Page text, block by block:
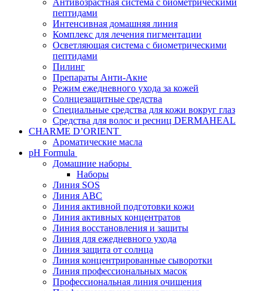
Антивозрастная система с биометрическими
пептидами
Интенсивная домашняя линия
Комплекс для лечения пигментации
Осветляющая система с биометрическими
пептидами
Пилинг
Препараты Анти-Акне
Режим ежедневного ухода за кожей
Солнцезащитные средства
Специальные средства для кожи вокруг глаз
Средства для волос и ресниц DERMAHEAL
CHARME D’ORIENT
Ароматические масла
pH Formula
Домашние наборы
Наборы
Линия SOS
Линия АВС
Линия активной подготовки кожи
Линия активных концентратов
Линия восстановления и защиты
Линия для ежедневного ухода
Линия защита от солнца
Линия концентрированные сыворотки
Линия профессиональных масок
Профессиональная линия очищения